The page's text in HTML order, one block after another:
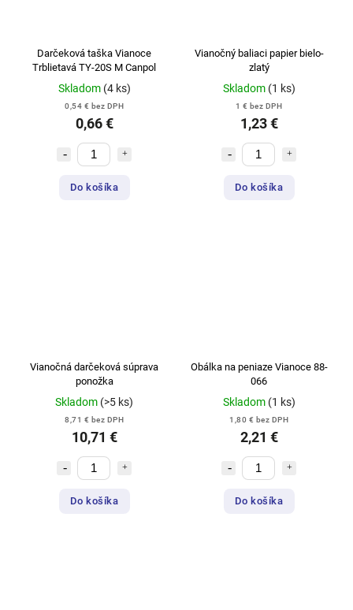
Darčeková taška Vianoce
Trblietavá TY-20S M Canpol
Skladom (4 ks)
0,54 € bez DPH
0,66 €
Do košíka
Vianočný baliaci papier bielo-
zlatý
Skladom (1 ks)
1 € bez DPH
1,23 €
Do košíka
Vianočná darčeková súprava
ponožka
Skladom (>5 ks)
8,71 € bez DPH
10,71 €
Do košíka
Obálka na peniaze Vianoce 88-
066
Skladom (1 ks)
1,80 € bez DPH
2,21 €
Do košíka